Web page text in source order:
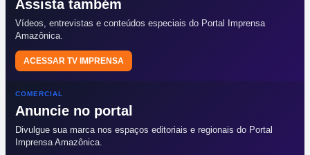
Assista também
Vídeos, entrevistas e conteúdos especiais do Portal Imprensa
Amazônica.
ACESSAR TV IMPRENSA
COMERCIAL
Anuncie no portal
Divulgue sua marca nos espaços editoriais e regionais do Portal
Imprensa Amazônica.